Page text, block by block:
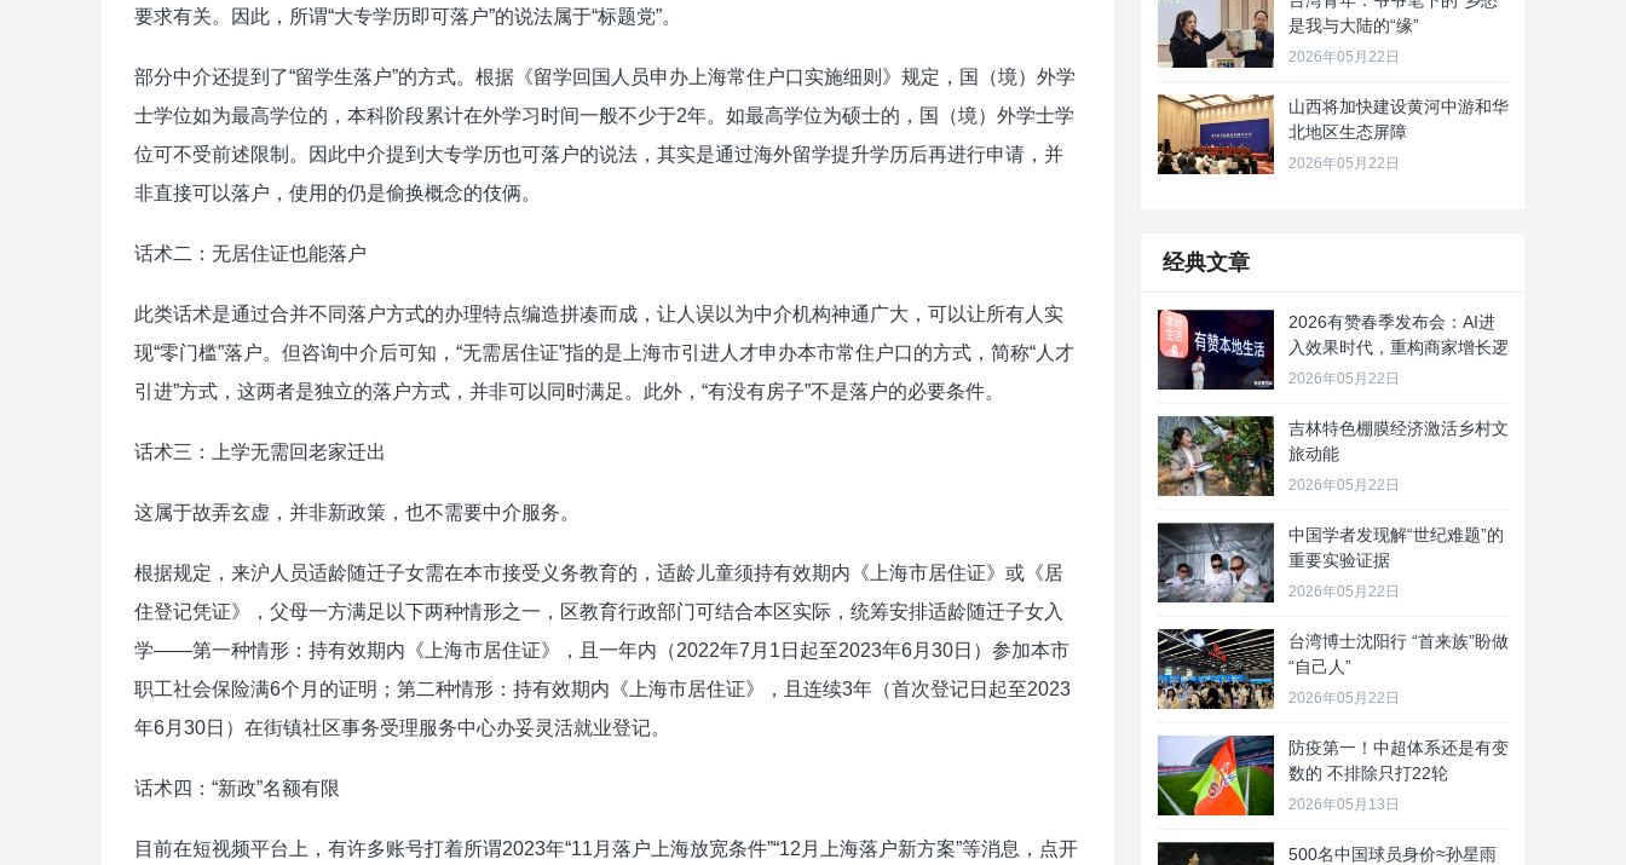
要求有关。因此，所谓“大专学历即可落户”的说法属于“标题党”。
部分中介还提到了“留学生落户”的方式。根据《留学回国人员申办上海常住户口实施细则》规定，国（境）外学
士学位如为最高学位的，本科阶段累计在外学习时间一般不少于2年。如最高学位为硕士的，国（境）外学士学
位可不受前述限制。因此中介提到大专学历也可落户的说法，其实是通过海外留学提升学历后再进行申请，并
非直接可以落户，使用的仍是偷换概念的伎俩。
话术二：无居住证也能落户
此类话术是通过合并不同落户方式的办理特点编造拼凑而成，让人误以为中介机构神通广大，可以让所有人实
现“零门槛”落户。但咨询中介后可知，“无需居住证”指的是上海市引进人才申办本市常住户口的方式，简称“人才
引进”方式，这两者是独立的落户方式，并非可以同时满足。此外，“有没有房子”不是落户的必要条件。
话术三：上学无需回老家迁出
这属于故弄玄虚，并非新政策，也不需要中介服务。
根据规定，来沪人员适龄随迁子女需在本市接受义务教育的，适龄儿童须持有效期内《上海市居住证》或《居
住登记凭证》，父母一方满足以下两种情形之一，区教育行政部门可结合本区实际，统筹安排适龄随迁子女入
学——第一种情形：持有效期内《上海市居住证》，且一年内（2022年7月1日起至2023年6月30日）参加本市
职工社会保险满6个月的证明；第二种情形：持有效期内《上海市居住证》，且连续3年（首次登记日起至2023
年6月30日）在街镇社区事务受理服务中心办妥灵活就业登记。
话术四：“新政”名额有限
目前在短视频平台上，有许多账号打着所谓2023年“11月落户上海放宽条件”“12月上海落户新方案”等消息，点开
是我与大陆的“缘”
2026年05月22日
山西将加快建设黄河中游和华
北地区生态屏障
2026年05月22日
经典文章
2026有赞春季发布会：AI进
入效果时代，重构商家增长逻
2026年05月22日
吉林特色棚膜经济激活乡村文
旅动能
2026年05月22日
中国学者发现解“世纪难题”的
重要实验证据
2026年05月22日
台湾博士沈阳行 “首来族”盼做
“自己人”
2026年05月22日
防疫第一！中超体系还是有变
数的 不排除只打22轮
2026年05月13日
500名中国球员身价≈孙星雨